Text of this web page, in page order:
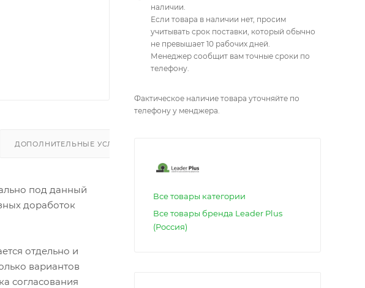
ДОПОЛНИТЕЛЬНЫЕ УСЛУГИ
под данный
доработок
отдельно и
вариантов
согласования
наличии.
Если товара в наличии нет, просим
учитывать срок поставки, который обычно
не превышает 10 рабочих дней.
Менеджер сообщит вам точные сроки по
телефону.
Фактическое наличие товара уточняйте по
телефону у менджера.
Все товары категории
Все товары бренда Leader Plus
(Россия)